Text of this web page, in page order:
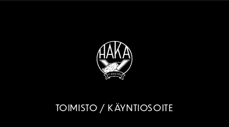
TOIMISTO / KÄYNTIOSOITE